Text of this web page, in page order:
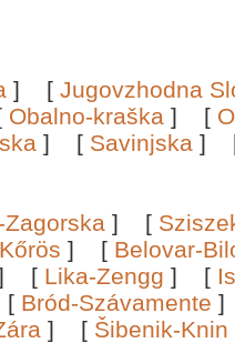
] [ Jugovzhodna
Obalno-kraška ] [
] [ Savinjska ]
] [
] [ Belovar-
[ Lika-Zengg ] [
[ Bród-Szávamente
] [ Šibenik-Knin